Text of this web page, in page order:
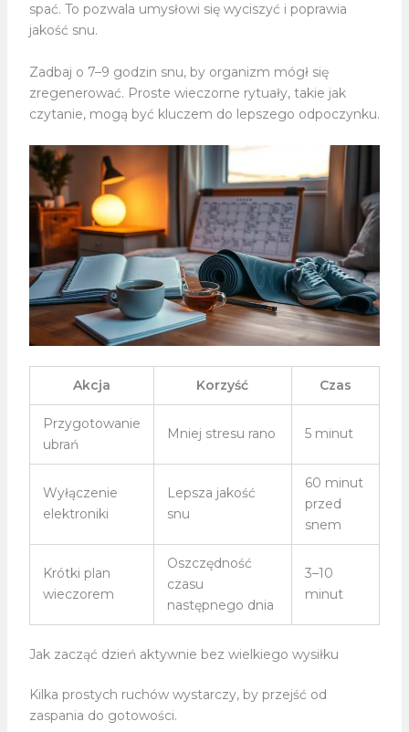
spać. To pozwala umysłowi się wyciszyć i poprawia
jakość snu.
Zadbaj o 7–9 godzin snu, by organizm mógł się
zregenerować. Proste wieczorne rytuały, takie jak
czytanie, mogą być kluczem do lepszego odpoczynku.
Akcja Korzyść Czas
Przygotowanie
ubrań
Mniej stresu rano 5 minut
Wyłączenie
elektroniki
Lepsza jakość
snu
60 minut
przed
snem
Krótki plan
wieczorem
Oszczędność
czasu
następnego dnia
3–10
minut
Jak zacząć dzień aktywnie bez wielkiego wysiłku
Kilka prostych ruchów wystarczy, by przejść od
zaspania do gotowości.